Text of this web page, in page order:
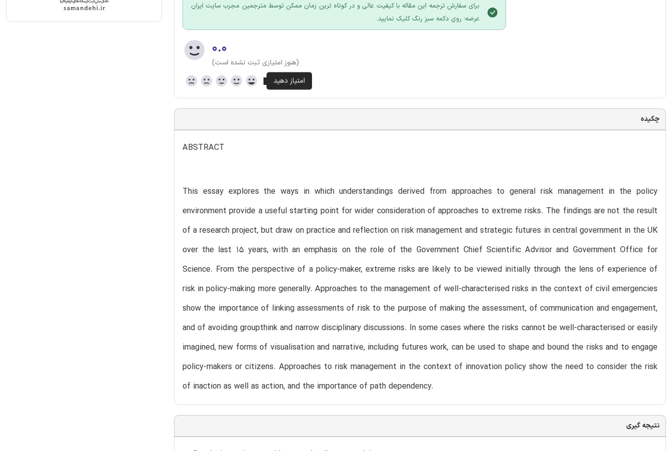
برای سفارش ترجمه این مقاله با کیفیت عالی و در کوتاه ترین زمان ممکن توسط مترجمین مجرب سایت ایران
عرضه؛ روی دکمه سبز رنگ کلیک نمایید.
۰.۰
(هنوز امتیازی ثبت نشده است)
چکیده
ABSTRACT
This essay explores the ways in which understandings derived from approaches to general risk management in the policy
environment provide a useful starting point for wider consideration of approaches to extreme risks. The findings are not the result
of a research project, but draw on practice and reflection on risk management and strategic futures in central government in the UK
over the last 15 years, with an emphasis on the role of the Government Chief Scientific Advisor and Government Office for
Science. From the perspective of a policy-maker, extreme risks are likely to be viewed initially through the lens of experience of
risk in policy-making more generally. Approaches to the management of well-characterised risks in the context of civil emergencies
show the importance of linking assessments of risk to the purpose of making the assessment, of communication and engagement,
and of avoiding groupthink and narrow disciplinary discussions. In some cases where the risks cannot be well-characterised or easily
imagined, new forms of visualisation and narrative, including futures work, can be used to shape and bound the risks and to engage
policy-makers or citizens. Approaches to risk management in the context of innovation policy show the need to consider the risk
of inaction as well as action, and the importance of path dependency.
نتیجه گیری